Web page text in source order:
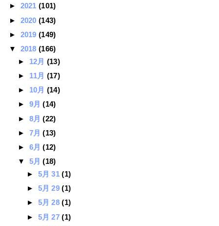
► 2021(101)
► 2020(143)
► 2019(149)
▼ 2018(166)
► 12月 (13)
► 11月 (17)
► 10月 (14)
► 9月(14)
► 8月(22)
► 7月(13)
► 6月(12)
▼ 5月(18)
► 5月 31(1)
► 5月 29(1)
► 5月 28(1)
► 5月 27(1)